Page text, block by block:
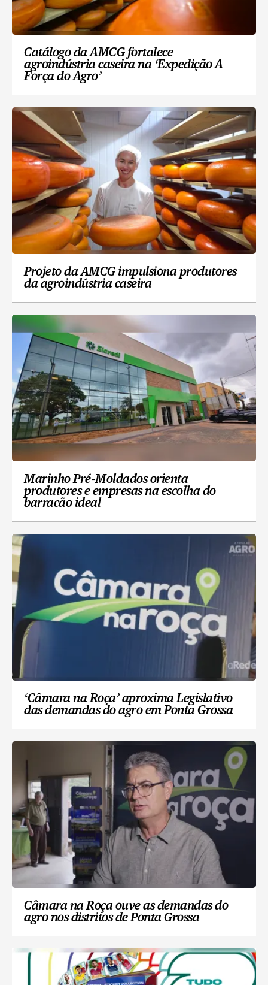
Catálogo da AMCG fortalece
agroindústria caseira na ‘Expedição A
Força do Agro’
Projeto da AMCG impulsiona produtores
da agroindústria caseira
Marinho Pré-Moldados orienta
produtores e empresas na escolha do
barracão ideal
‘Câmara na Roça’ aproxima Legislativo
das demandas do agro em Ponta Grossa
Câmara na Roça ouve as demandas do
agro nos distritos de Ponta Grossa